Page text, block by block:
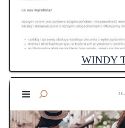
WINDY